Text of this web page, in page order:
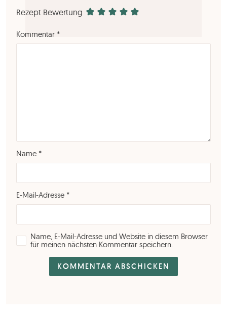
Rezept Bewertung
Kommentar *
Name *
E-Mail-Adresse *
Name, E-Mail-Adresse und Website in diesem Browser
für meinen nächsten Kommentar speichern.